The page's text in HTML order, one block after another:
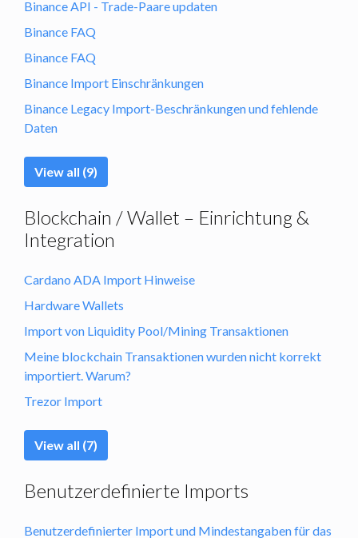
Binance API - Trade-Paare updaten
Binance FAQ
Binance FAQ
Binance Import Einschränkungen
Binance Legacy Import-Beschränkungen und fehlende
Daten
View all (9)
Blockchain / Wallet – Einrichtung &
Integration
Cardano ADA Import Hinweise
Hardware Wallets
Import von Liquidity Pool/Mining Transaktionen
Meine blockchain Transaktionen wurden nicht korrekt
importiert. Warum?
Trezor Import
View all (7)
Benutzerdefinierte Imports
Benutzerdefinierter Import und Mindestangaben für das